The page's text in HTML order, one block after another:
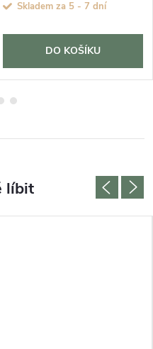
Skladem za 5 - 7 dní
DO KOŠÍKU